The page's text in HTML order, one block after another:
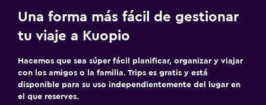
Una forma más fácil de gestionar
tu viaje a Kuopio
Hacemos que sea súper fácil planificar, organizar y viajar
con los amigos o la familia. Trips es gratis y está
disponible para su uso independientemente del lugar en
el que reserves.